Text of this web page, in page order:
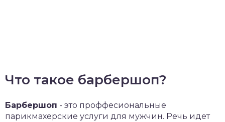
Что такое барбершоп?
Барбершоп - это проффесиональные
парикмахерские услуги для мужчин. Речь идет